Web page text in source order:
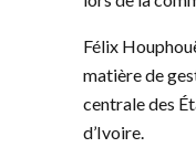
Félix
matière de
centrale des
d’Ivoire.